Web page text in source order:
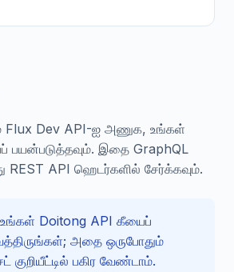
Flux Dev API-ஐ அணுக, உங்கள்
பயன்படுத்தவும். இதை GraphQL
REST API ஹெடர்களில் சேர்க்கவும்.
உங்கள் Doitong API கீயைப்
அதை ஒருபோதும்
பகிர வேண்டாம்.